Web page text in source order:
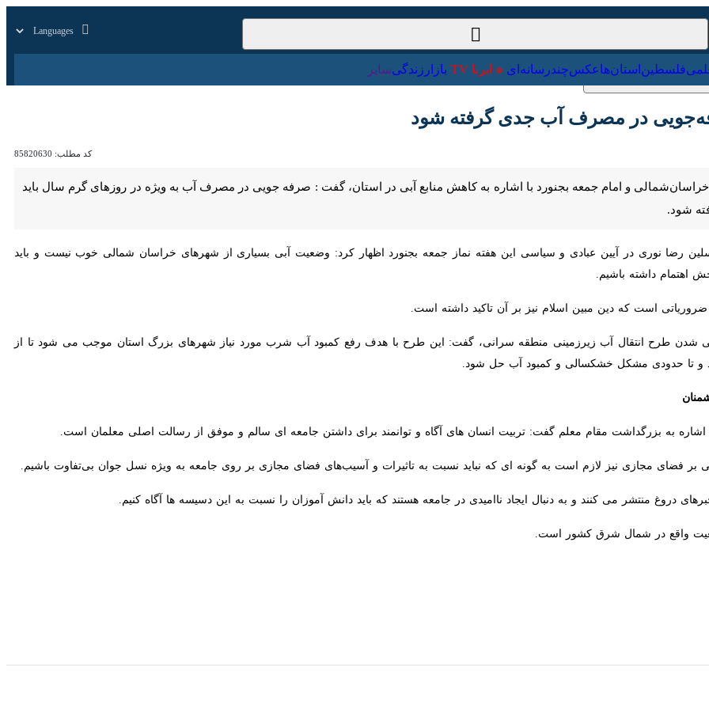
علمی فلسطین استان‌ها عکس چندرسانه‌ای ایرنا TV
در مصرف آب جدی گرفته شود
کد مطلب: 85820630